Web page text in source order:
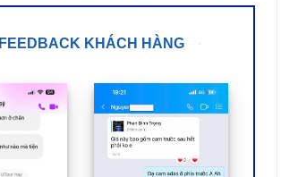
FEEDBACK KHÁCH HÀNG